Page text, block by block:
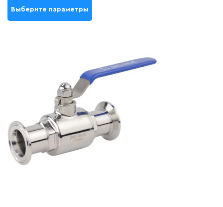
Выберите параметры